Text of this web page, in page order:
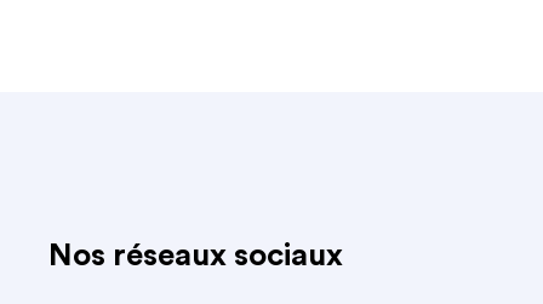
Nos réseaux sociaux